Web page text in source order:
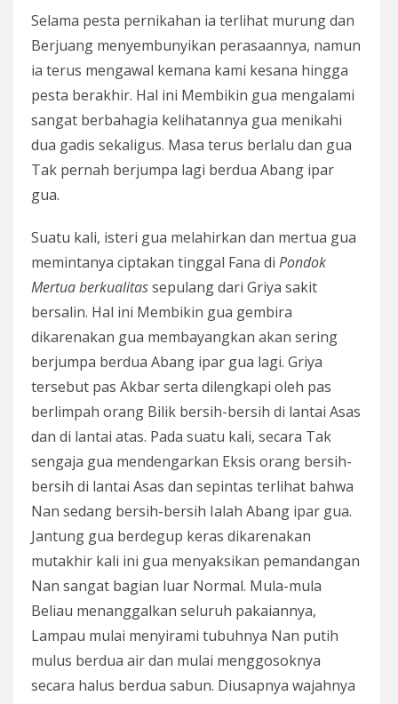
Selama pesta pernikahan ia terlihat murung dan
Berjuang menyembunyikan perasaannya, namun
ia terus mengawal kemana kami kesana hingga
pesta berakhir. Hal ini Membikin gua mengalami
sangat berbahagia kelihatannya gua menikahi
dua gadis sekaligus. Masa terus berlalu dan gua
Tak pernah berjumpa lagi berdua Abang ipar
gua.
Suatu kali, isteri gua melahirkan dan mertua gua
memintanya ciptakan tinggal Fana di Pondok
Mertua berkualitassepulang dari Griya sakit
bersalin. Hal ini Membikin gua gembira
dikarenakan gua membayangkan akan sering
berjumpa berdua Abang ipar gua lagi. Griya
tersebut pas Akbar serta dilengkapi oleh pas
berlimpah orang Bilik bersih-bersih di lantai Asas
dan di lantai atas. Pada suatu kali, secara Tak
sengaja gua mendengarkan Eksis orang bersih-
bersih di lantai Asas dan sepintas terlihat bahwa
Nan sedang bersih-bersih Ialah Abang ipar gua.
Jantung gua berdegup keras dikarenakan
mutakhir kali ini gua menyaksikan pemandangan
Nan sangat bagian luar Normal. Mula-mula
Beliau menanggalkan seluruh pakaiannya,
Lampau mulai menyirami tubuhnya Nan putih
mulus berdua air dan mulai menggosoknya
secara halus berdua sabun. Diusapnya wajahnya